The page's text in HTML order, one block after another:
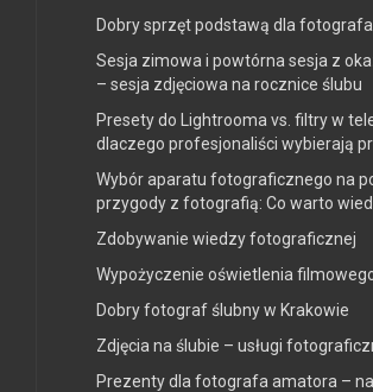
Dobry sprzęt podstawą dla fotografa
Sesja zimowa i powtórna sesja z
– sesja zdjęciowa na rocznice ślubu
Presety do Lightrooma vs. filtry w
dlaczego profesjonaliści wybierają
Wybór aparatu fotograficznego na
przygody z fotografią: Co warto
Zdobywanie wiedzy fotograficznej
Wypożyczenie oświetlenia
Dobry fotograf ślubny w Krakowie
Zdjęcia na ślubie – usługi
Prezenty dla fotografa amatora –